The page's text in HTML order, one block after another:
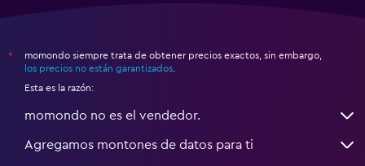
*
momondo siempre trata de obtener precios exactos, sin embargo,
los precios no están garantizados
Esta es la razón:
momondo no es el vendedor.
Agregamos montones de datos para ti